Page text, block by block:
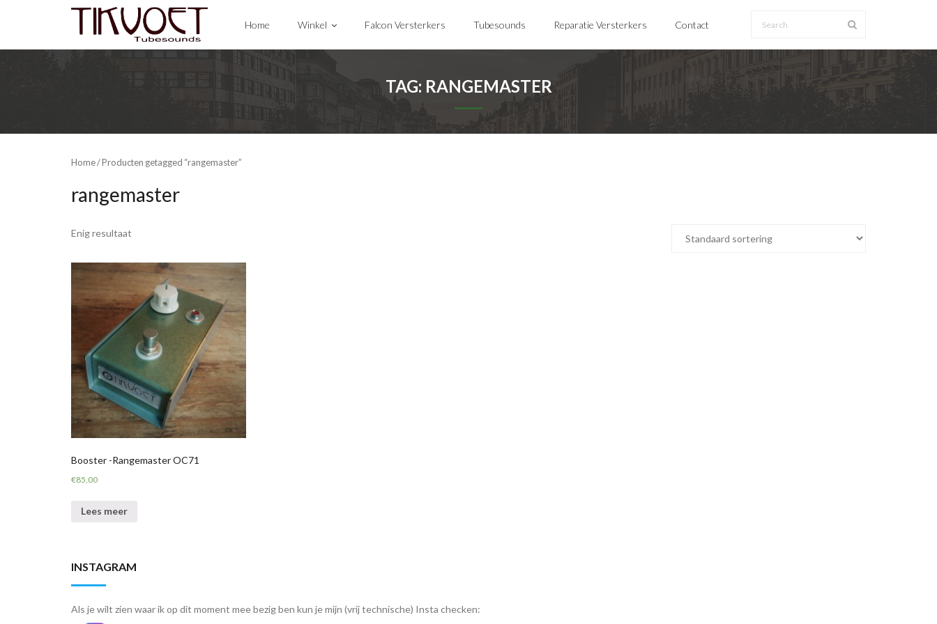
Home Winkel Falcon Versterkers Tubesounds Reparatie Versterkers Contact
TAG: RANGEMASTER
Home/ Producten getagged “rangemaster”
rangemaster
Enig resultaat
Booster -Rangemaster OC71
€85,00
Lees meer
INSTAGRAM
Als je wilt zien waar ik op dit moment mee bezig ben kun je mijn (vrij technische) Insta checken: